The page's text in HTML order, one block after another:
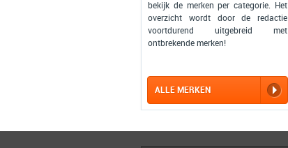
bekijk de merken per categorie. Het
overzicht wordt door de redactie
voortdurend uitgebreid met
ontbrekende merken!
ALLE MERKEN